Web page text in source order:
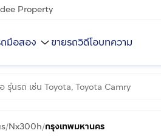
Property
มือสอง ขายรถวิดีโอบทความ
/Nx300h/กรุงเทพมหานคร